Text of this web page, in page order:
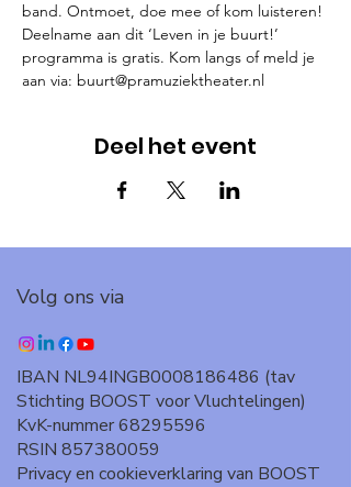
band. Ontmoet, doe mee of kom luisteren!
Deelname aan dit ‘Leven in je buurt!’
programma is gratis. Kom langs of meld je
aan via: buurt@pramuziektheater.nl
Deel het event
Volg ons via
IBAN NL94INGB0008186486 (tav
Stichting BOOST voor Vluchtelingen)
KvK-nummer 68295596
RSIN 857380059
Privacy en cookieverklaring van BOOST